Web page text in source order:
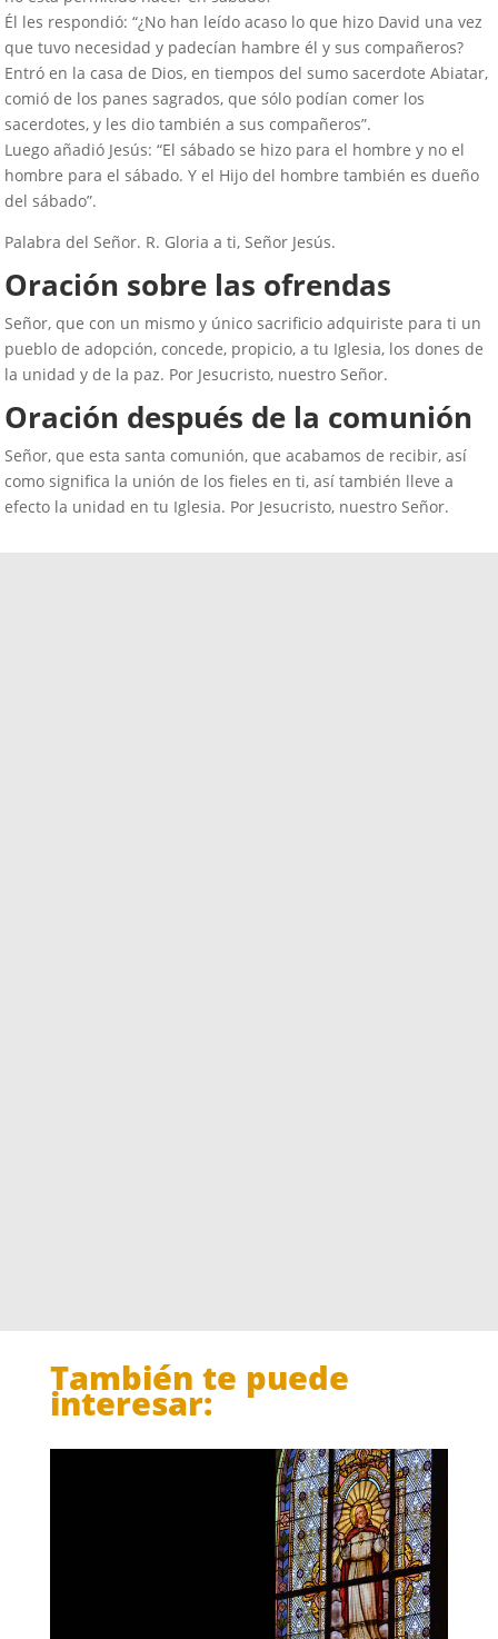
Él les respondió: “¿No han leído acaso lo que hizo David una vez
que tuvo necesidad y padecían hambre él y sus compañeros?
Entró en la casa de Dios, en tiempos del sumo sacerdote Abiatar,
comió de los panes sagrados, que sólo podían comer los
sacerdotes, y les dio también a sus compañeros”.
Luego añadió Jesús: “El sábado se hizo para el hombre y no el
hombre para el sábado. Y el Hijo del hombre también es dueño
del sábado”.
Palabra del Señor. R. Gloria a ti, Señor Jesús.
Oración sobre las ofrendas
Señor, que con un mismo y único sacrificio adquiriste para ti un
pueblo de adopción, concede, propicio, a tu Iglesia, los dones de
la unidad y de la paz. Por Jesucristo, nuestro Señor.
Oración después de la comunión
Señor, que esta santa comunión, que acabamos de recibir, así
como significa la unión de los fieles en ti, así también lleve a
efecto la unidad en tu Iglesia. Por Jesucristo, nuestro Señor.
También te puede
interesar: